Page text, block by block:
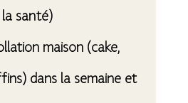
la santé)
maison (cake,
dans la semaine et